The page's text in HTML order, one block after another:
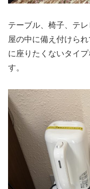
テーブル、椅子、テ
屋の中に備え付けら
に座りたくないタイ
す。